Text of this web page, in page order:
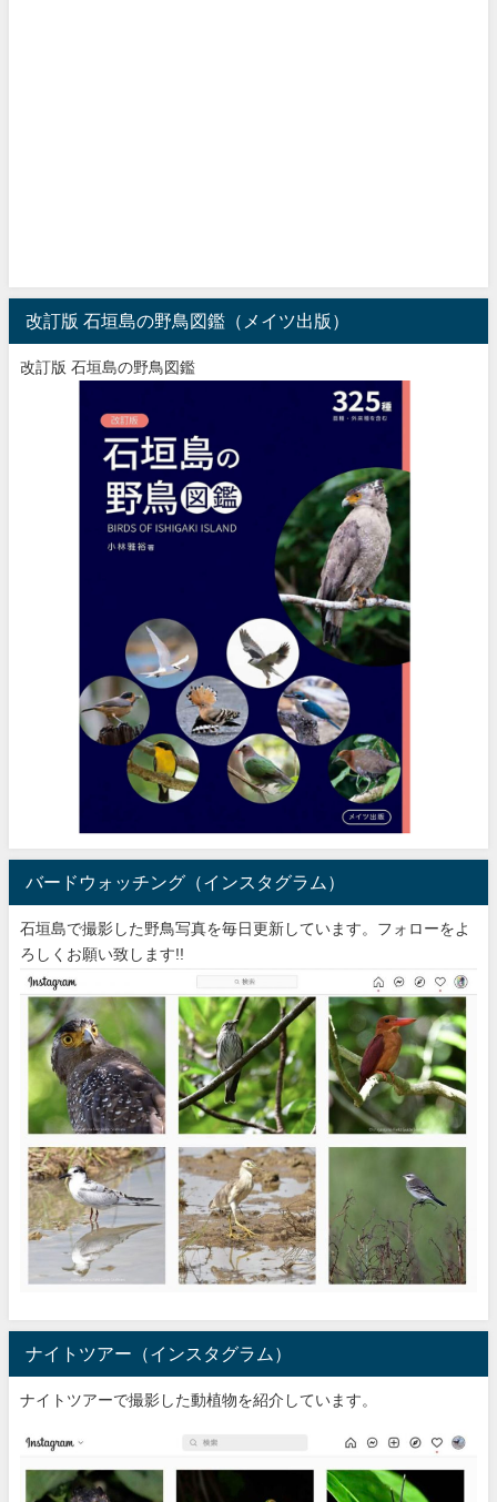
改訂版 石垣島の野鳥図鑑（メイツ出版）
改訂版 石垣島の野鳥図鑑
バードウォッチング（インスタグラム）
石垣島で撮影した野鳥写真を毎日更新しています。フォローをよ
ろしくお願い致します!!
ナイトツアー（インスタグラム）
ナイトツアーで撮影した動植物を紹介しています。